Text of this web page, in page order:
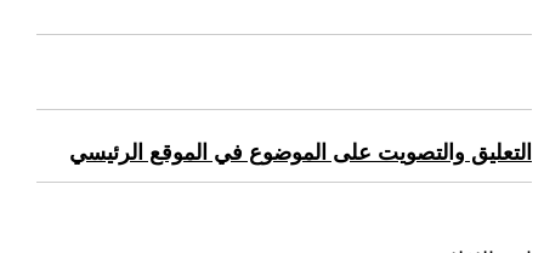
التعليق والتصويت على الموضوع في الموقع الرئيسي